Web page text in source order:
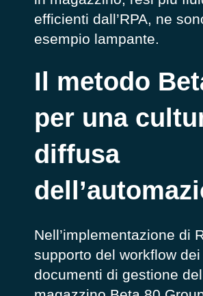
efficienti dall’RPA, ne
esempio lampante.
Il metodo
per una
diffusa
Nell’implementazione di
supporto del workflow dei
documenti di gestione del